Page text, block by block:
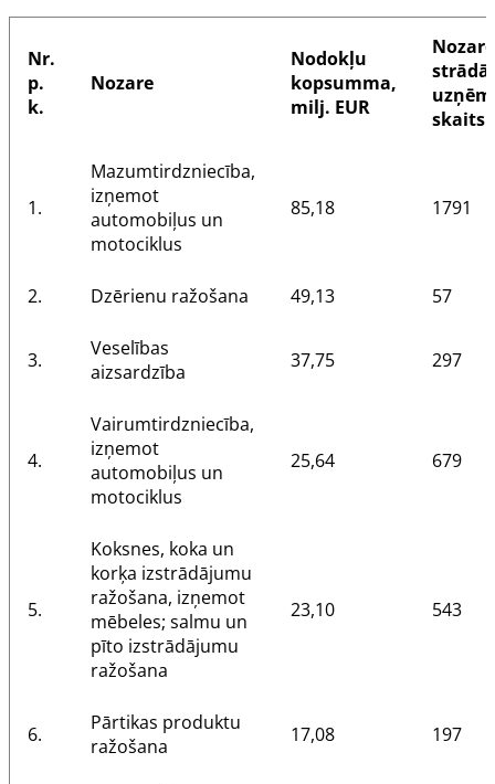
Nr.
p.
k.
Nozare
Nodokļu
kopsumma,
milj. EUR
Nozarē
skaits
1.
Mazumtirdzniecība,
izņemot
automobiļus un
motociklus
85,18 1791
2. Dzērienu ražošana 49,13 57
3.
Veselības
aizsardzība
37,75 297
4.
Vairumtirdzniecība,
izņemot
automobiļus un
motociklus
25,64 679
5.
Koksnes, koka un
korķa izstrādājumu
ražošana, izņemot
mēbeles; salmu un
pīto izstrādājumu
ražošana
23,10 543
6.
Pārtikas produktu
ražošana
17,08 197